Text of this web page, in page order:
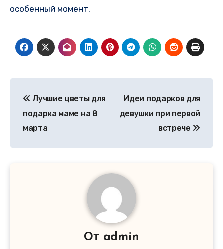
особенный момент.
по
записям
Лучшие цветы для
подарка маме на 8
марта
Идеи подарков для
девушки при первой
встрече
От admin